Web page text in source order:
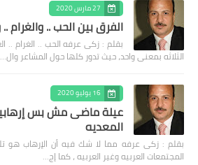
27 مارس 2020
الفرق بين الحب .. والغرام
بقلم : زكى عرفه الحب .. الغرام ..
الثلاثه بمعنى واحد، حيث تدور كلها حول المشاعر وال…
16 يوليو 2020
عيلة ماضى مش بس
المعديه
بقلم : زكى عرفه مما لا شك فيه أن الإرهاب هو
المجتمعات العربيه وغير العربيه ، كما إج…